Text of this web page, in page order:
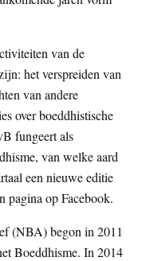
van de
het verspreiden van
van andere
over boeddhistische
fungeert als
van welke aard
een nieuwe editie
pagina op Facebook.
(NBA) begon in 2011
Boeddhisme. In 2014